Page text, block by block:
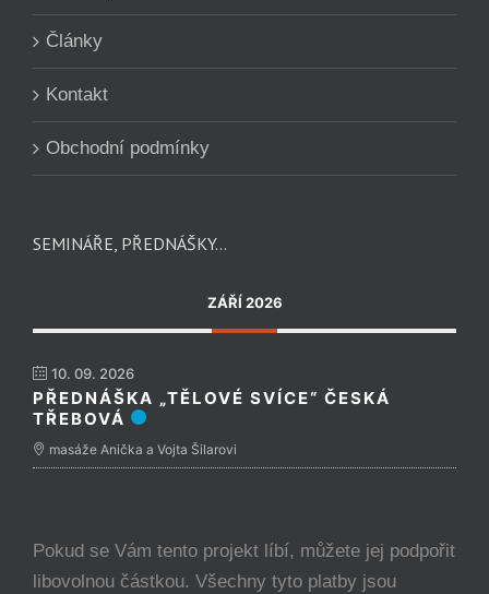
Články
Kontakt
Obchodní podmínky
SEMINÁŘE, PŘEDNÁŠKY…
ZÁŘÍ 2026
10. 09. 2026
PŘEDNÁŠKA „TĚLOVÉ SVÍCE“ ČESKÁ
TŘEBOVÁ
masáže Anička a Vojta Šilarovi
Pokud se Vám tento projekt líbí, můžete jej podpořit
libovolnou částkou. Všechny tyto platby jsou